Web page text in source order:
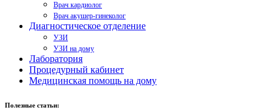
Врач кардиолог
Врач акушер-гинеколог
Диагностическое отделение
УЗИ
УЗИ на дому
Лаборатория
Процедурный кабинет
Медицинская помощь на дому
Полезные статьи: